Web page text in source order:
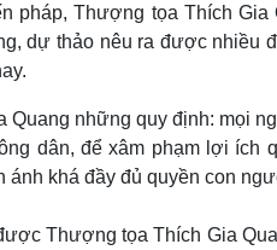
pháp, Thượng tọa Thích
dự thảo nêu ra được
Quang những quy định: mọi
dân, để xâm phạm lợi
ánh khá đầy đủ quyền con
Thượng tọa Thích Gia